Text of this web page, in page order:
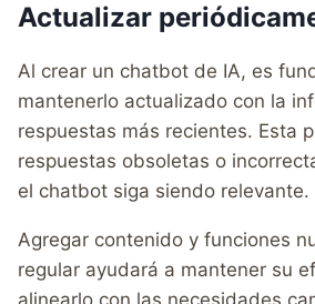
Actualizar
Al crear un chatbot de IA, es
mantenerlo actualizado con la
respuestas más recientes. Esta
respuestas obsoletas o
el chatbot siga siendo relevante.
Agregar contenido y funciones
regular ayudará a mantener su